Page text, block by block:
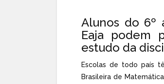
Alunos do 6º
Eaja podem
estudo da
Escolas de todo país
Brasileira de